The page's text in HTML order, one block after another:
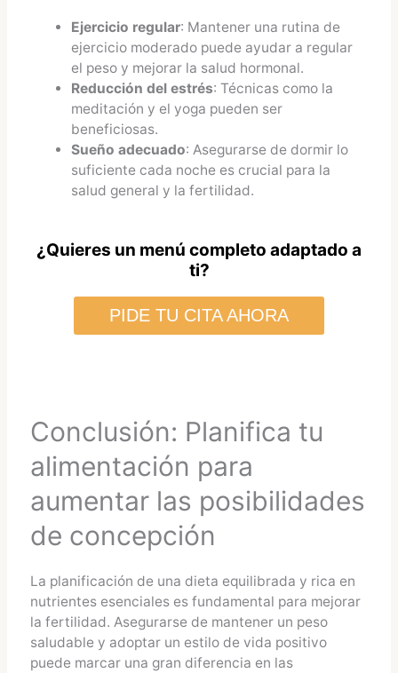
Ejercicio regular: Mantener una rutina de
ejercicio moderado puede ayudar a regular
el peso y mejorar la salud hormonal.
Reducción del estrés: Técnicas como la
meditación y el yoga pueden ser
beneficiosas.
Sueño adecuado: Asegurarse de dormir lo
suficiente cada noche es crucial para la
salud general y la fertilidad.
¿Quieres un menú completo adaptado a
ti?
PIDE TU CITA AHORA
Conclusión: Planifica tu
alimentación para
aumentar las posibilidades
de concepción
La planificación de una dieta equilibrada y rica en
nutrientes esenciales es fundamental para mejorar
la fertilidad. Asegurarse de mantener un peso
saludable y adoptar un estilo de vida positivo
puede marcar una gran diferencia en las